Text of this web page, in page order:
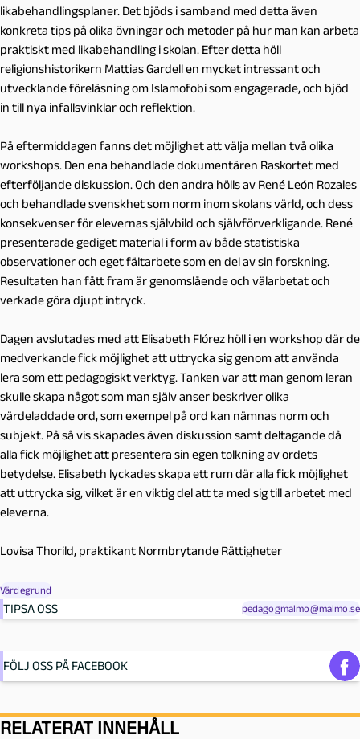
likabehandlingsplaner. Det bjöds i samband med detta även
konkreta tips på olika övningar och metoder på hur man kan arbeta
praktiskt med likabehandling i skolan. Efter detta höll
religionshistorikern Mattias Gardell en mycket intressant och
utvecklande föreläsning om Islamofobi som engagerade, och bjöd
in till nya infallsvinklar och reflektion.
På eftermiddagen fanns det möjlighet att välja mellan två olika
workshops. Den ena behandlade dokumentären Raskortet med
efterföljande diskussion. Och den andra hölls av René León Rozales
och behandlade svenskhet som norm inom skolans värld, och dess
konsekvenser för elevernas självbild och självförverkligande. René
presenterade gediget material i form av både statistiska
observationer och eget fältarbete som en del av sin forskning.
Resultaten han fått fram är genomslående och välarbetat och
verkade göra djupt intryck.
Dagen avslutades med att Elisabeth Flórez höll i en workshop där de
medverkande fick möjlighet att uttrycka sig genom att använda
lera som ett pedagogiskt verktyg. Tanken var att man genom leran
skulle skapa något som man själv anser beskriver olika
värdeladdade ord, som exempel på ord kan nämnas norm och
subjekt. På så vis skapades även diskussion samt deltagande då
alla fick möjlighet att presentera sin egen tolkning av ordets
betydelse. Elisabeth lyckades skapa ett rum där alla fick möjlighet
att uttrycka sig, vilket är en viktig del att ta med sig till arbetet med
eleverna.
Lovisa Thorild, praktikant Normbrytande Rättigheter
Värdegrund
TIPSA OSS pedagogmalmo@malmo.se
FÖLJ OSS PÅ FACEBOOK
RELATERAT INNEHÅLL